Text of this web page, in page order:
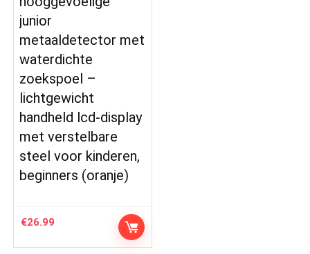
junior
metaaldetector met
waterdichte
zoekspoel –
lichtgewicht
handheld lcd-display
met verstelbare
steel voor kinderen,
beginners (oranje)
€26.99